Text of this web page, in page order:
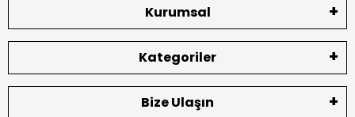
Kurumsal
Kategoriler
Bize Ulaşın